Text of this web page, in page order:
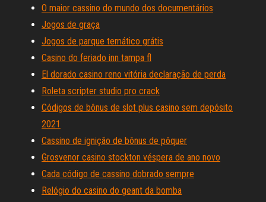
O maior cassino do mundo dos documentários
Jogos de graça
Jogos de parque temático grátis
Casino do feriado inn tampa fl
El dorado casino reno vitória declaração de perda
Roleta scripter studio pro crack
Códigos de bônus de slot plus casino sem depósito
2021
Cassino de ignição de bônus de pôquer
Grosvenor casino stockton véspera de ano novo
Cada código de cassino dobrado sempre
Relógio do casino do geant da bomba